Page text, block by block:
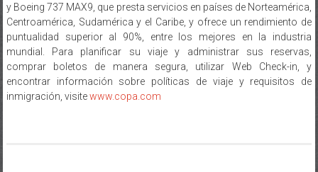
y Boeing 737 MAX9, que presta servicios en países de Norteamérica,
Centroamérica, Sudamérica y el Caribe, y ofrece un rendimiento de
puntualidad superior al 90%, entre los mejores en la industria
mundial. Para planificar su viaje y administrar sus reservas,
comprar boletos de manera segura, utilizar Web Check-in, y
encontrar información sobre políticas de viaje y requisitos de
inmigración, visitewww.copa.com